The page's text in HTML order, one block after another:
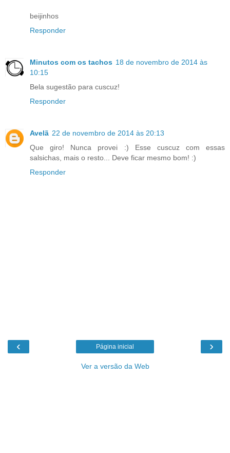
beijinhos
Responder
Minutos com os tachos 18 de novembro de 2014 às
10:15
Bela sugestão para cuscuz!
Responder
Avelã 22 de novembro de 2014 às 20:13
Que giro! Nunca provei :) Esse cuscuz com essas
salsichas, mais o resto... Deve ficar mesmo bom! :)
Responder
‹ ›
Página inicial
Ver a versão da Web